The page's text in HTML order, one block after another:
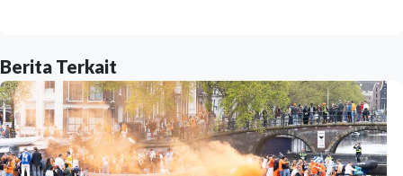
Berita Terkait